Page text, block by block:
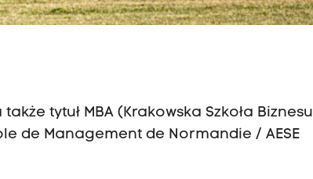
tytuł MBA (Krakowska Szkoła Biznesu
de Management de Normandie / AESE